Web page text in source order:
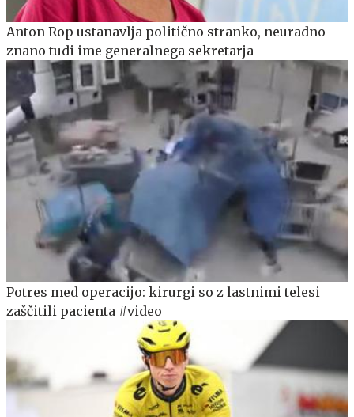
Anton Rop ustanavlja politično stranko, neuradno
znano tudi ime generalnega sekretarja
Potres med operacijo: kirurgi so z lastnimi telesi
zaščitili pacienta #video